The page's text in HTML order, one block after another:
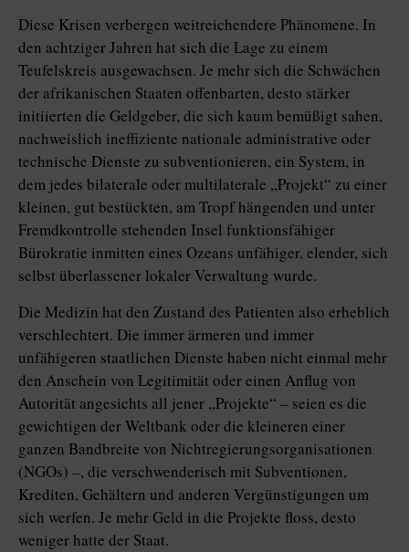
Diese Krisen verbergen weitreichendere Phänomene. In
den achtziger Jahren hat sich die Lage zu einem
Teufelskreis ausgewachsen. Je mehr sich die Schwächen
der afrikanischen Staaten offenbarten, desto stärker
initiierten die Geldgeber, die sich kaum bemüßigt sahen,
nachweislich ineffiziente nationale administrative oder
technische Dienste zu subventionieren, ein System, in
dem jedes bilaterale oder multilaterale „Projekt“ zu einer
kleinen, gut bestückten, am Tropf hängenden und unter
Fremdkontrolle stehenden Insel funktionsfähiger
Bürokratie inmitten eines Ozeans unfähiger, elender, sich
selbst überlassener lokaler Verwaltung wurde.
Die Medizin hat den Zustand des Patienten also erheblich
verschlechtert. Die immer ärmeren und immer
unfähigeren staatlichen Dienste haben nicht einmal mehr
den Anschein von Legitimität oder einen Anflug von
Autorität angesichts all jener „Projekte“ – seien es die
gewichtigen der Weltbank oder die kleineren einer
ganzen Bandbreite von Nichtregierungsorganisationen
(NGOs) –, die verschwenderisch mit Subventionen,
Krediten, Gehältern und anderen Vergünstigungen um
sich werfen. Je mehr Geld in die Projekte floss, desto
weniger hatte der Staat.